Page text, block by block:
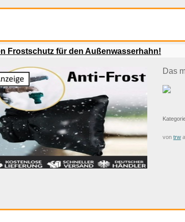
IKEA Gutschein -
Frostschutz für den Außenwasserhahn!
Das
von trw